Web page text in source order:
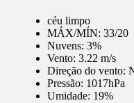
céu limpo
MÁX/MÍN: 33/20
Nuvens: 3%
Vento: 3.22 m/s
Direção do vento:
Pressão: 1017hPa
Umidade: 19%